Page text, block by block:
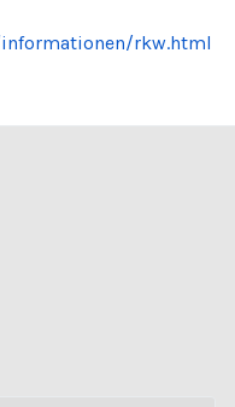
rkw.html